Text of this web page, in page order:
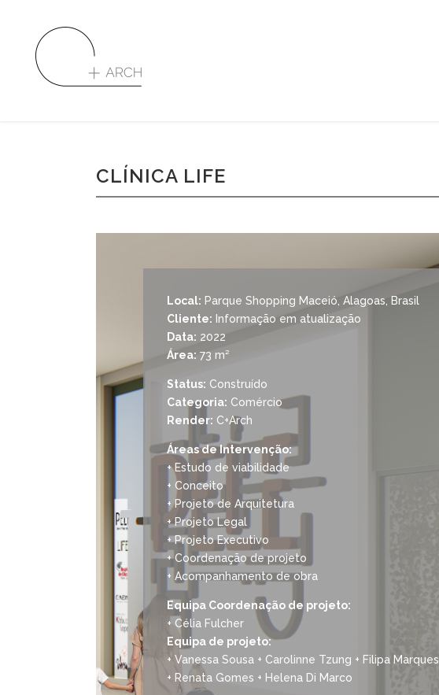
CLÍNICA LIFE
Local: Parque Shopping Maceió, Alagoas, Brasil
Cliente: Informação em atualização
Data: 2022
Área: 73 m²
Status: Construído
Categoria: Comércio
Render: C+Arch
Áreas de Intervenção:
+ Estudo de viabilidade
+ Conceito
+ Projeto de Arquitetura
+ Projeto Legal
+ Projeto Executivo
+ Coordenação de projeto
+ Acompanhamento de obra
Equipa Coordenação de projeto:
+ Célia Fulcher
Equipa de projeto:
+ Vanessa Sousa + Carolinne Tzung + Filipa Marques
+ Renata Gomes + Helena Di Marco